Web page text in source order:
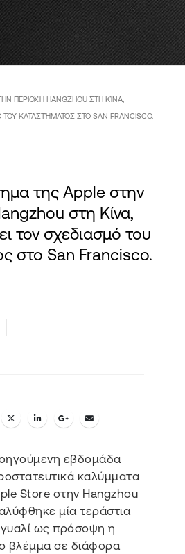
ΠΕΡΙΟΧΉ HANGZHOU ΣΤΗ ΚΊΝΑ,
ΚΑΤΑΣΤΉΜΑΤΟΣ ΣΤΟ SAN FRANCISCO.
της Apple στην
στη Κίνα,
τον σχεδιασμό του
στο San Francisco.
εβδομάδα
καλύμματα
Store στην Hangzhou
μία τεράστια
ως πρόσοψη η
βλέμμα σε διάφορα